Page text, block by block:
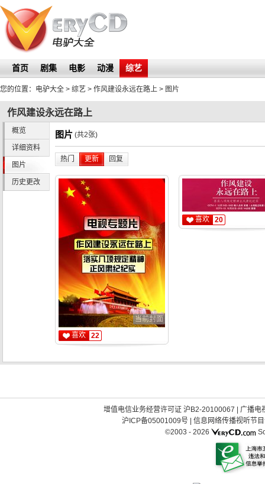
首页 剧集 电影 动漫 综艺
您的位置： 电驴大全 > 综艺 > 作风建设永远在路上 > 图片
作风建设永远在路上
概览
详细资料
图片
历史更改
图片 (共2张)
热门 更新 回复
当前封面
喜欢
22
喜欢 20
增值电信业务经营许可证 沪B2-20100067
广播电
沪ICP备05001009号| 信息网络传播视听节
©2003 - 2026